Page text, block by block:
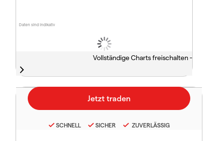
Daten sind indikativ
Vollständige Charts freischalten -
SCHNELL SICHER ZUVERLÄSSIG